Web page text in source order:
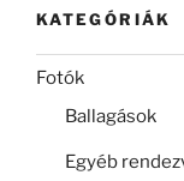
KATEGÓRIÁK
Fotók
Ballagások
Egyéb